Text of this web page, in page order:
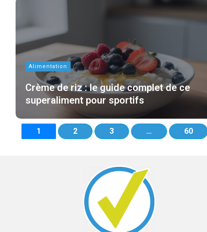
Alimentation
Crème de riz : le guide complet de ce
superaliment pour sportifs
1 2 3 … 60